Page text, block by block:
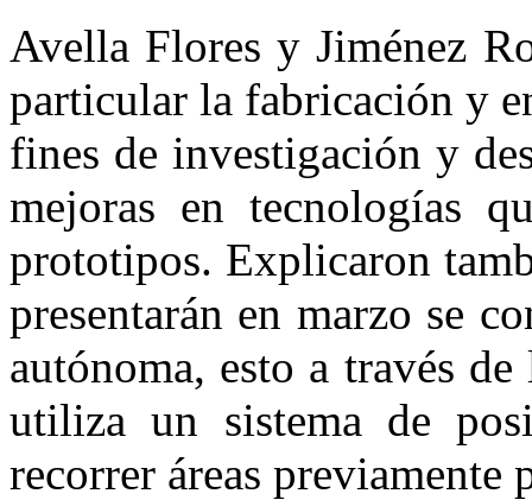
Avella Flores y Jiménez
particular la fabricación y
fines de investigación y
mejoras en tecnologías
prototipos. Explicaron
presentarán en marzo se
autónoma, esto a través
utiliza un sistema de
recorrer áreas previamente